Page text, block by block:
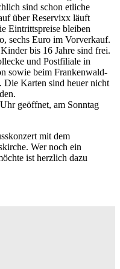
sind schon etliche
über Reservixx läuft
Eintrittspreise bleiben
sechs Euro im Vorverkauf.
bis 16 Jahre sind frei.
und Postfiliale in
sowie beim Frankenwald-
Die Karten sind heuer nicht
geöffnet, am Sonntag
mit dem
Wer noch ein
ist herzlich dazu